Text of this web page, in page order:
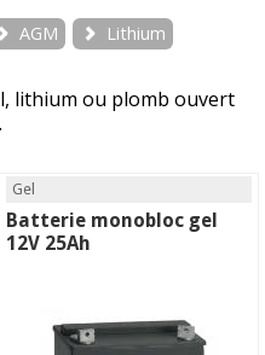
AGM Lithium
lithium ou plomb ouvert
Gel
Batterie monobloc gel
12V 25Ah